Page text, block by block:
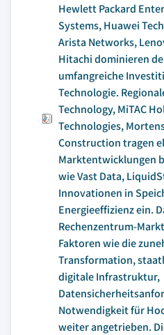
Hewlett Packard
Systems, Huawei
Arista Networks,
Hitachi dominieren
umfangreiche
Technologie.
Technology, MiTAC
Technologies,
Construction tragen
Marktentwicklungen
wie Vast Data,
Innovationen in
Energieeffizienz ein.
Rechenzentrum-
Faktoren wie die
Transformation,
digitale Infrastruktur,
Notwendigkeit für
weiter angetrieben.